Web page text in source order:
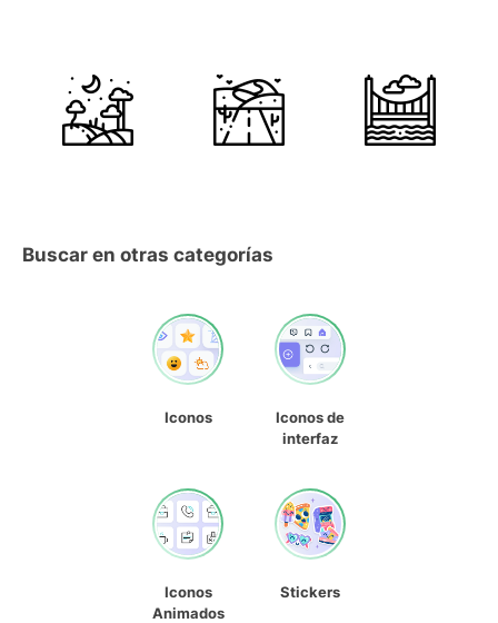
Buscar en otras categorías
Iconos
Iconos de
interfaz
Iconos
Animados
Stickers